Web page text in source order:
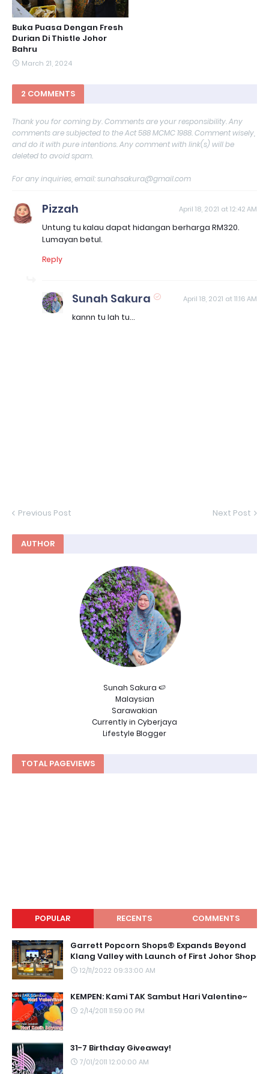
Buka Puasa Dengan Fresh
Durian Di Thistle Johor
Bahru
March 21, 2024
2 COMMENTS
Thank you for coming by. Comments are your responsibility. Any
comments are subjected to the Act 588 MCMC 1988. Comment wisely,
and do it with pure intentions. Any comment with link(s) will be
deleted to avoid spam.
For any inquiries, email: sunahsakura@gmail.com
Pizzah April 18, 2021 at 12:42 AM
Untung tu kalau dapat hidangan berharga RM320.
Lumayan betul.
Reply
Sunah Sakura April 18, 2021 at 11:16 AM
kannn tu lah tu...
Previous Post Next Post
AUTHOR
Sunah Sakura 🍉
Malaysian
Sarawakian
Currently in Cyberjaya
Lifestyle Blogger
TOTAL PAGEVIEWS
POPULAR RECENTS COMMENTS
Garrett Popcorn Shops® Expands Beyond
Klang Valley with Launch of First Johor Shop
12/11/2022 09:33:00 AM
KEMPEN: Kami TAK Sambut Hari Valentine~
2/14/2011 11:59:00 PM
31-7 Birthday Giveaway!
7/01/2011 12:00:00 AM